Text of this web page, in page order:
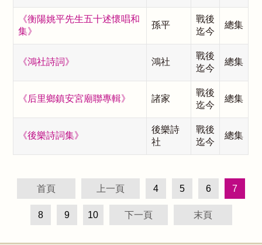
《衡陽姚平先生五十述懷唱和
集》
孫平
戰後
迄今
總集
《鴻社詩詞》 鴻社
戰後
迄今
總集
《后里鄉鎮安宮廟聯專輯》 諸家
戰後
迄今
總集
《後樂詩詞集》
後樂詩
社
戰後
迄今
總集
首頁 上一頁 4 5 6 7
8 9 10 下一頁 末頁